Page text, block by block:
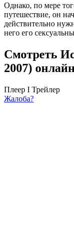
Однако, по мере
путешествие, он
действительно
него его
Смотреть
2007)
Плеер I Трейлер
Жалоба?